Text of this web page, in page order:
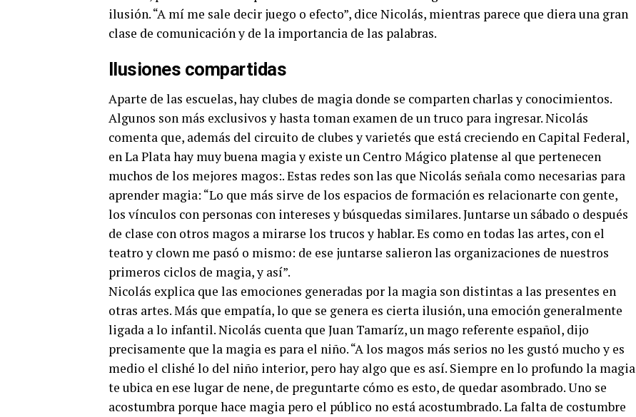
ilusión. “A mí me sale decir juego o efecto”, dice Nicolás, mientras parece que diera una gran
clase de comunicación y de la importancia de las palabras.
Ilusiones compartidas
Aparte de las escuelas, hay clubes de magia donde se comparten charlas y conocimientos.
Algunos son más exclusivos y hasta toman examen de un truco para ingresar. Nicolás
comenta que, además del circuito de clubes y varietés que está creciendo en Capital Federal,
en La Plata hay muy buena magia y existe un Centro Mágico platense al que pertenecen
muchos de los mejores magos:. Estas redes son las que Nicolás señala como necesarias para
aprender magia: “Lo que más sirve de los espacios de formación es relacionarte con gente,
los vínculos con personas con intereses y búsquedas similares. Juntarse un sábado o después
de clase con otros magos a mirarse los trucos y hablar. Es como en todas las artes, con el
teatro y clown me pasó o mismo: de ese juntarse salieron las organizaciones de nuestros
primeros ciclos de magia, y así”.
Nicolás explica que las emociones generadas por la magia son distintas a las presentes en
otras artes. Más que empatía, lo que se genera es cierta ilusión, una emoción generalmente
ligada a lo infantil. Nicolás cuenta que Juan Tamaríz, un mago referente español, dijo
precisamente que la magia es para el niño. “A los magos más serios no les gustó mucho y es
medio el clishé lo del niño interior, pero hay algo que es así. Siempre en lo profundo la magia
te ubica en ese lugar de nene, de preguntarte cómo es esto, de quedar asombrado. Uno se
acostumbra porque hace magia pero el público no está acostumbrado. La falta de costumbre